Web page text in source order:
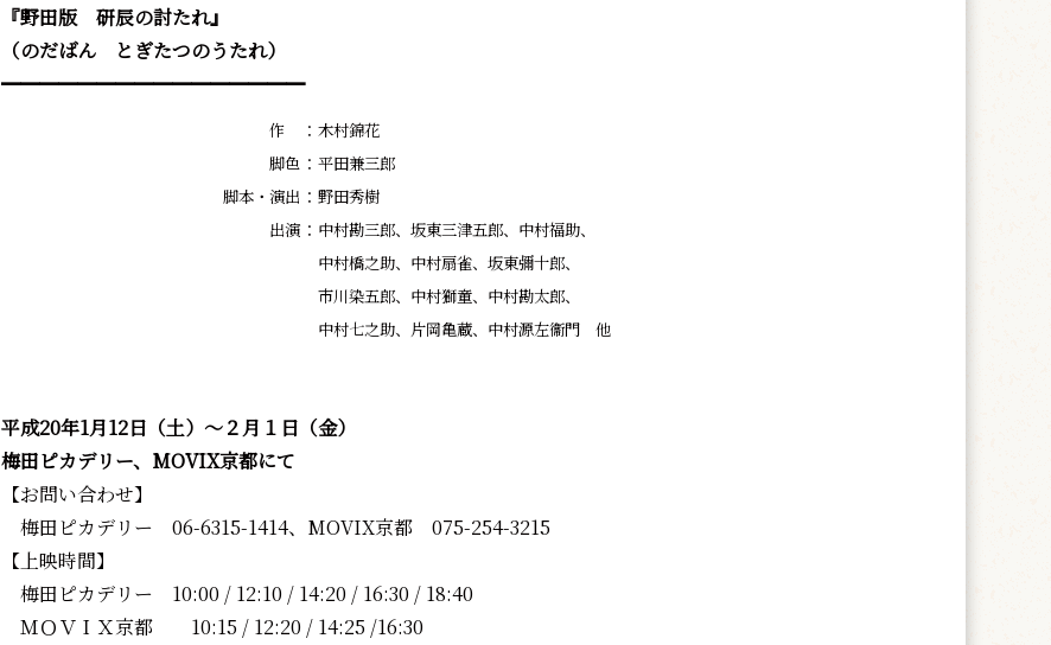
『野田版 研辰の討たれ』
（のだばん とぎたつのうたれ）
━━━━━━━━━━━━━━━━
作 ： 木村錦花
脚色 ： 平田兼三郎
脚本・演出 ： 野田秀樹
出演 ： 中村勘三郎、坂東三津五郎、中村福助、
中村橋之助、中村扇雀、坂東彌十郎、
市川染五郎、中村獅童、中村勘太郎、
中村七之助、片岡亀蔵、中村源左衞門 他
平成20年1月12日（土）～２月１日（金）
梅田ピカデリー、MOVIX京都にて
【お問い合わせ】
梅田ピカデリー 06-6315-1414、MOVIX京都 075-254-3215
【上映時間】
梅田ピカデリー 10:00 / 12:10 / 14:20 / 16:30 / 18:40
ＭＯＶＩＸ京都 10:15 / 12:20 / 14:25 /16:30